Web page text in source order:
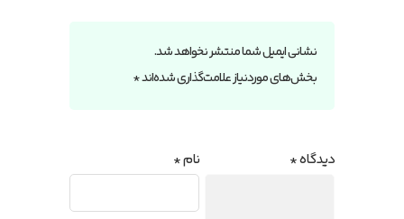
نشانی ایمیل شما منتشر نخواهد شد.
بخش‌های موردنیاز علامت‌گذاری شده‌اند*
دیدگاه* نام*